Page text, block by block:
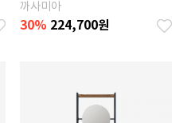
까사미아
30% 224,700원